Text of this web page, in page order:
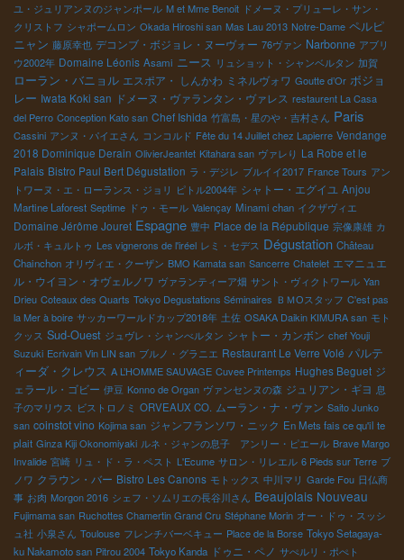
ユ・ジュリアンヌのジャンポール M et Mme Benoit ドメーヌ・プリューレ・サン・
クリストフ シャポームロン Okada Hiroshi san Mas Lau 2013 Notre-Dame ペルピ
ニャン 藤原幸也 デコンブ・ボジョレ・ヌーヴォー 76ヴァン Narbonne アブリ
ウ2002年 Domaine Léonis Asami ニース リュショット・シャンベルタン 加賀
ローラン・バニョル エスポア・ しんかわ ミネルヴォワ Goutte d’Or ボジョ
レー Iwata Koki san ドメーヌ・ヴァランタン・ヴァレス restaurent La Casa
del Perro Conception Kato san Chef Ishida 竹富島・星のや・吉村さん Paris
Cassini アンヌ・パイエさん コンコルド Fête du 14 Juillet chez Lapierre Vendange
2018 Dominique Derain OlivierJeantet Kitahara san ヴァレり La Robe et le
Palais Bistro Paul Bert Dégustation ラ・デジレ ブルイイ2017 France Tours アン
トワーヌ・エ・ローランス・ジョリ ピトル2004年 シャトー・エグイユ Anjou
Martine Laforest Septime ドゥ・モール Valençay Minami chan イクザヴィエ
Domaine Jérôme Jouret Espagne 豊中 Place de la République 宗像康雄 カ
ルボ・キュルトゥ Les vignerons de l'iréel レミ・セデス Dégustation Château
Chainchon オリヴィエ・クーザン BMO Kamata san Sancerre Chatelet エマニュエ
ル・ウイヨン・オヴェルノワ ヴァランティーア畑 サント・ヴィクトワール Yan
Drieu Coteaux des Quarts Tokyo Degustations Séminaires ＢＭОスタッフ C'est pas
la Mer à boire サッカーワールドカップ2018年 土佐 OSAKA Daikin KIMURA san モト
クッス Sud-Ouest ジュヴレ・シャンべルタン シャトー・カンボン chef Youji
Suzuki Ecrivain Vin LIN san ブルノ・グラニエ Restaurant Le Verre Volé パルテ
ィーダ・クレウス A L’HOMME SAUVAGE Cuvee Printemps Hughes Beguet ジ
ェラール・ゴビー 伊豆 Konno de Organ ヴァンセンヌの森 ジュリアン・ギヨ 息
子のマリウス ビストロノミ ORVEAUX CO. ムーラン・ナ・ヴァン Saito Junko
san coinstot vino Kojima san ジャンフランソワ・ニック En Mets fais ce qu'il te
plait Ginza Kiji Okonomiyaki ルネ・ジャンの息子 アンリー・ピエール Brave Margo
Invalide 宮崎 リュ・ド・ラ・ペスト L'Ecume サロン・リレエル 6 Pieds sur Terre ブ
ノワ クラウン・バー Bistro Les Canons モトックス 中川マリ Garde Fou 日仏商
事 お肉 Morgon 2016 シェフ・ソムリエの長谷川さん Beaujolais Nouveau
Fujimama san Ruchottes Chamertin Grand Cru Stéphane Morin オー・ドゥ・スッシ
ュ社 小泉さん Toulouse フレンチバーベキュー Place de la Borse Tokyo Setagaya-
ku Nakamoto san Pitrou 2004 Tokyo Kanda ドゥニ・ペノ サぺルリ・ポぺト